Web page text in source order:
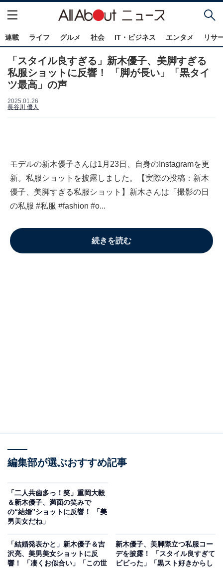
連載 ライフ グルメ 社会 IT・ビジネス エンタメ リサ
「スタイル良すぎる」新木優子、美脚すぎる
私服ショットに反響！ 「脚が長い」「黒タイ
ツ最高」の声
2025.01.26
長谷川 優人
モデルの新木優子さんは1月23日、自身のInstagramを更
新。私服ショットを披露しました。【実際の投稿：新木
優子、美脚すぎる私服ショット】新木さんは「撮影の日
の私服 #私服 #fashion #o...
続きを読む
編集部が選ぶおすすめ記事
「二人共歯多っ！笑」重岡大毅
＆新木優子、満面の笑みで
の“結婚”ショットに反響！ 「美
男美女だね」
「結婚発表かと」新木優子＆吉
沢亮、美男美女ショットに反
響！ 「凄くお似合い」「この世
新木優子、美脚際立つ私服コー
デを披露！ 「スタイル良すぎて
ビビった」「黒スト好きからし